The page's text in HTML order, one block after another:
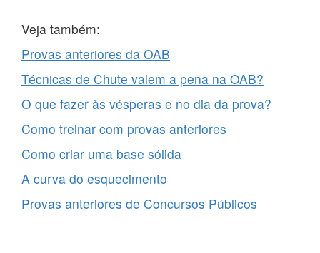
Veja também:
Provas anteriores da OAB
Técnicas de Chute valem a pena na OAB?
O que fazer às vésperas e no dia da prova?
Como treinar com provas anteriores
Como criar uma base sólida
A curva do esquecimento
Provas anteriores de Concursos Públicos